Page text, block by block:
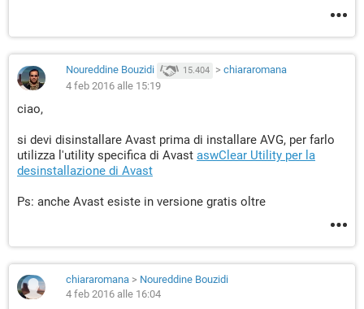
Noureddine Bouzidi 15.404 > chiararomana
4 feb 2016 alle 15:19
ciao,
si devi disinstallare Avast prima di installare AVG, per farlo
utilizza l'utility specifica di Avast aswClear Utility per la
desinstallazione di Avast
Ps: anche Avast esiste in versione gratis oltre
chiararomana > Noureddine Bouzidi
4 feb 2016 alle 16:04